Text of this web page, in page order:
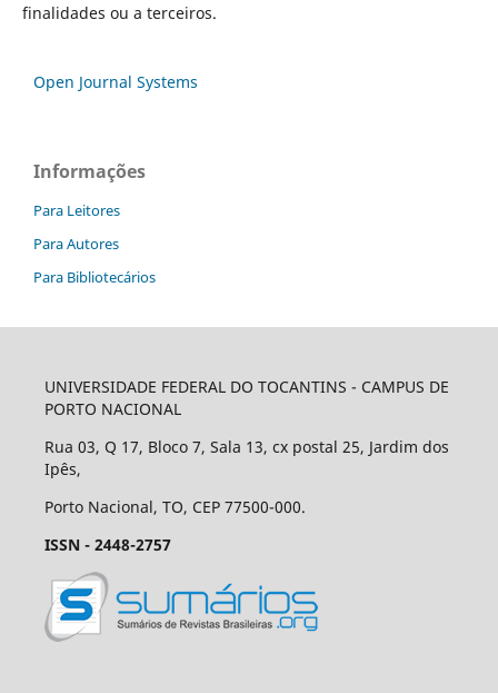
finalidades ou a terceiros.
Open Journal Systems
Informações
Para Leitores
Para Autores
Para Bibliotecários
UNIVERSIDADE FEDERAL DO TOCANTINS - CAMPUS DE
PORTO NACIONAL
Rua 03, Q 17, Bloco 7, Sala 13, cx postal 25, Jardim dos
Ipês,
Porto Nacional, TO, CEP 77500-000.
ISSN - 2448-2757